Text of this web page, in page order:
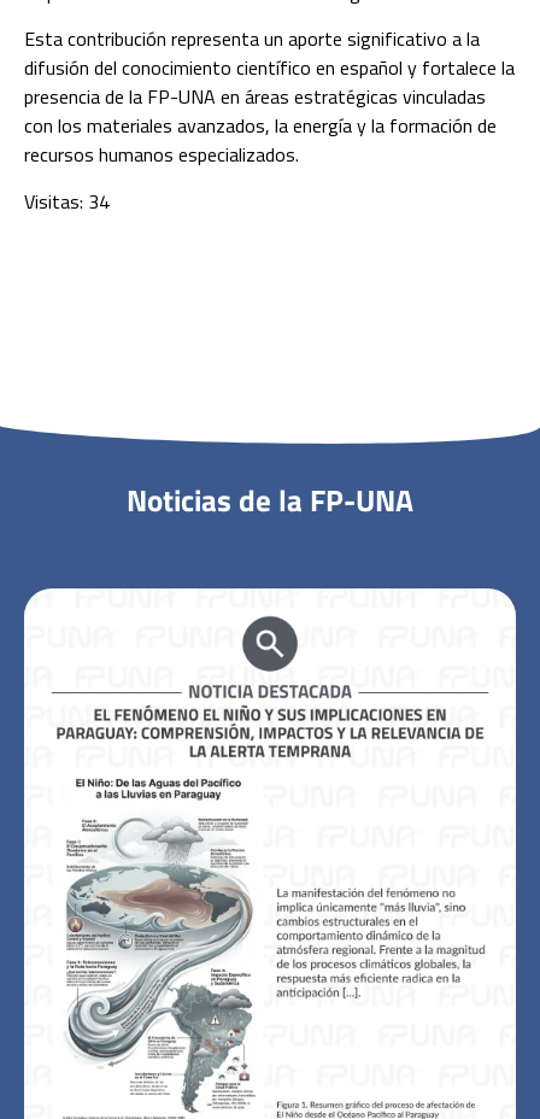
Esta contribución representa un aporte significativo a la
difusión del conocimiento científico en español y fortalece la
presencia de la FP-UNA en áreas estratégicas vinculadas
con los materiales avanzados, la energía y la formación de
recursos humanos especializados.
Visitas: 34
Noticias de la FP-UNA